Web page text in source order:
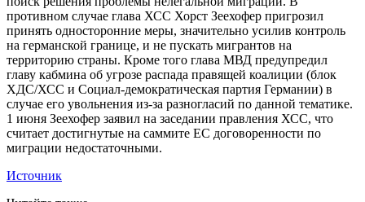
противном случае глава ХСС Хорст Зеехофер пригрозил
принять односторонние меры, значительно усилив контроль
на германской границе, и не пускать мигрантов на
территорию страны. Кроме того глава МВД предупредил
главу кабмина об угрозе распада правящей коалиции (блок
ХДС/ХСС и Социал-демократическая партия Германии) в
случае его увольнения из-за разногласий по данной тематике.
1 июня Зеехофер заявил на заседании правления ХСС, что
считает достигнутые на саммите ЕС договоренности по
миграции недостаточными.
Источник